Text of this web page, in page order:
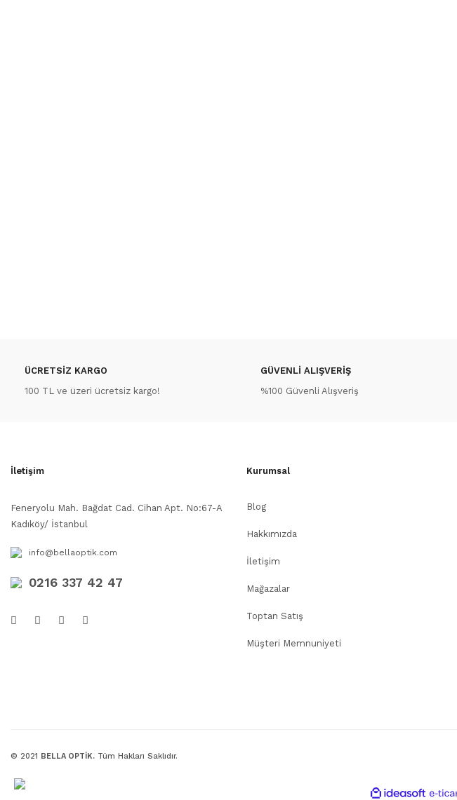
ÜCRETSİZ KARGO
100 TL ve üzeri ücretsiz kargo!
GÜVENLİ ALIŞVERİŞ
%100 Güvenli Alışveriş
İletişim
Feneryolu Mah. Bağdat Cad. Cihan Apt. No:67-A
Kadıköy/ İstanbul
info@bellaoptik.com
0216 337 42 47
Kurumsal
Blog
Hakkımızda
İletişim
Mağazalar
Toptan Satış
Müşteri Memnuniyeti
© 2021 BELLA OPTİK. Tüm Hakları Saklıdır.
ideasoft